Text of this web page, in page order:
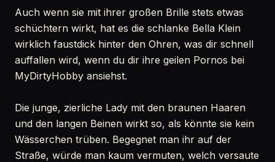
Auch wenn sie mit ihrer großen Brille stets etwas
schüchtern wirkt, hat es die schlanke Bella Klein
wirklich faustdick hinter den Ohren, was dir schnell
auffallen wird, wenn du dir ihre geilen Pornos bei
MyDirtyHobby ansiehst.
Die junge, zierliche Lady mit den braunen Haaren
und den langen Beinen wirkt so, als könnte sie kein
Wässerchen trüben. Begegnet man ihr auf der
Straße, würde man kaum vermuten, welch versaute